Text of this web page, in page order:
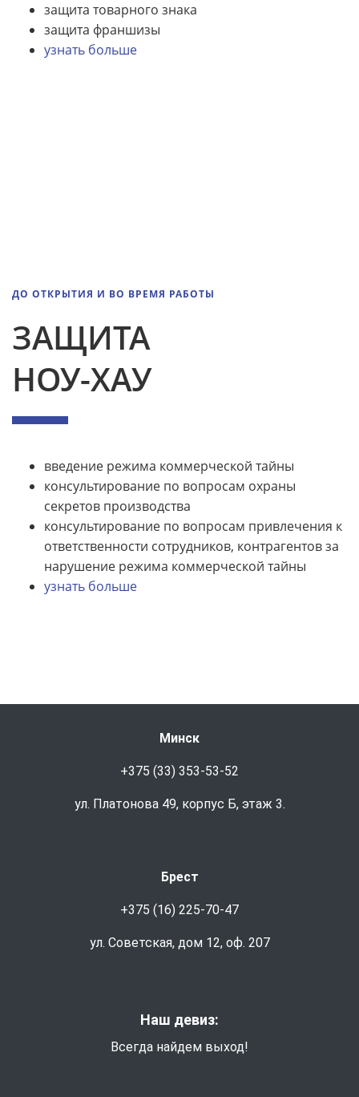
защита товарного знака
защита франшизы
узнать больше
ДО ОТКРЫТИЯ И ВО ВРЕМЯ РАБОТЫ
ЗАЩИТА
НОУ-ХАУ
введение режима коммерческой тайны
консультирование по вопросам охраны
секретов производства
консультирование по вопросам привлечения к
ответственности сотрудников, контрагентов за
нарушение режима коммерческой тайны
узнать больше
Минск
+375 (33) 353-53-52
ул. Платонова 49, корпус Б, этаж 3.
Брест
+375 (16) 225-70-47
ул. Советская, дом 12, оф. 207
Наш девиз:
Всегда найдем выход!